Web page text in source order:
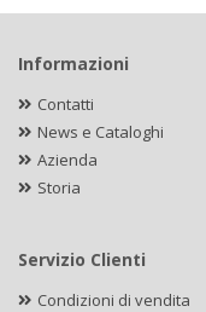
Informazioni
Contatti
News e Cataloghi
Azienda
Storia
Servizio Clienti
Condizioni di vendita